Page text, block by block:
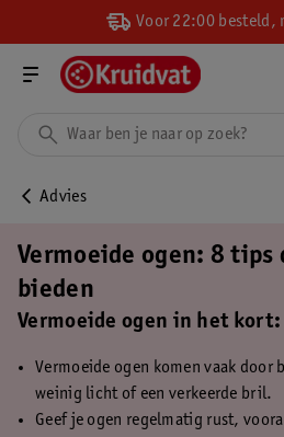
Voor 22:00 besteld,
Advies
Vermoeide ogen: 8
bieden
Vermoeide ogen in het kort:
Vermoeide ogen komen vaak door
weinig licht of een verkeerde bril.
Geef je ogen regelmatig rust,